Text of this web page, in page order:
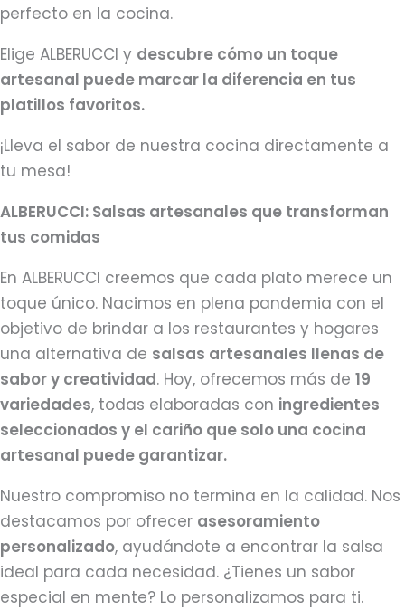
perfecto en la cocina.
Elige ALBERUCCI y descubre cómo un toque
artesanal puede marcar la diferencia en tus
platillos favoritos.
¡Lleva el sabor de nuestra cocina directamente a
tu mesa!
ALBERUCCI: Salsas artesanales que transforman
tus comidas
En ALBERUCCI creemos que cada plato merece un
toque único. Nacimos en plena pandemia con el
objetivo de brindar a los restaurantes y hogares
una alternativa de salsas artesanales llenas de
sabor y creatividad. Hoy, ofrecemos más de 19
variedades, todas elaboradas con ingredientes
seleccionados y el cariño que solo una cocina
artesanal puede garantizar.
Nuestro compromiso no termina en la calidad. Nos
destacamos por ofrecer asesoramiento
personalizado, ayudándote a encontrar la salsa
ideal para cada necesidad. ¿Tienes un sabor
especial en mente? Lo personalizamos para ti.